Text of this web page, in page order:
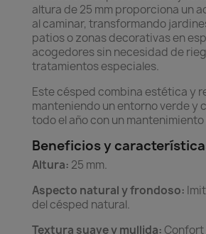
altura de 25 mm proporciona un
al caminar, transformando
patios o zonas decorativas en
acogedores sin necesidad de
tratamientos especiales.
Este césped combina estética y
manteniendo un entorno verde y
todo el año con un mantenimiento
Beneficios y
Altura: 25 mm.
Aspecto natural y frondoso:
del césped natural.
Textura suave y mullida: Confort